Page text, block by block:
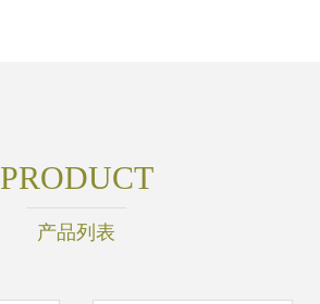
PRODUCT
产品列表